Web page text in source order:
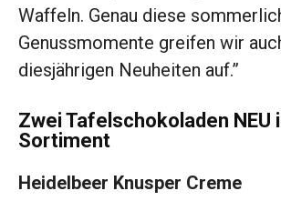
Waffeln. Genau diese
Genussmomente greifen wir
diesjährigen Neuheiten auf.”
Zwei Tafelschokoladen NEU
Sortiment
Heidelbeer Knusper Creme